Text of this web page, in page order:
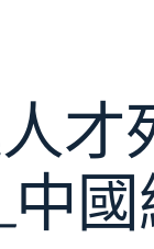
才
國